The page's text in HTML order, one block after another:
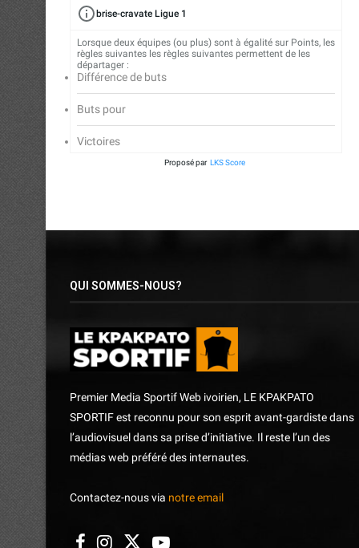
brise-cravate Ligue 1
Lorsque deux équipes (ou plus) sont à égalité sur Points, les
règles suivantes les règles suivantes permettent de les
départager :
Différence de buts
Buts pour
Victoires
Proposé par LKS Score
QUI SOMMES-NOUS?
Premier Media Sportif Web ivoirien, LE KPAKPATO
SPORTIF est reconnu pour son esprit avant-gardiste dans
l’audiovisuel dans sa prise d’initiative. Il reste l’un des
médias web préféré des internautes.
Contactez-nous via notre email